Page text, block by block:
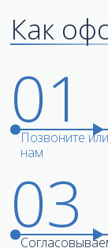
Как
01
Позвоните
нам
03